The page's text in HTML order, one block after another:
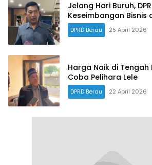
Jelang Hari Buruh,
Keseimbangan Bisnis
DPRD Berau 25 April 2026
Harga Naik di Tengah
Coba Pelihara Lele
DPRD Berau 22 April 2026